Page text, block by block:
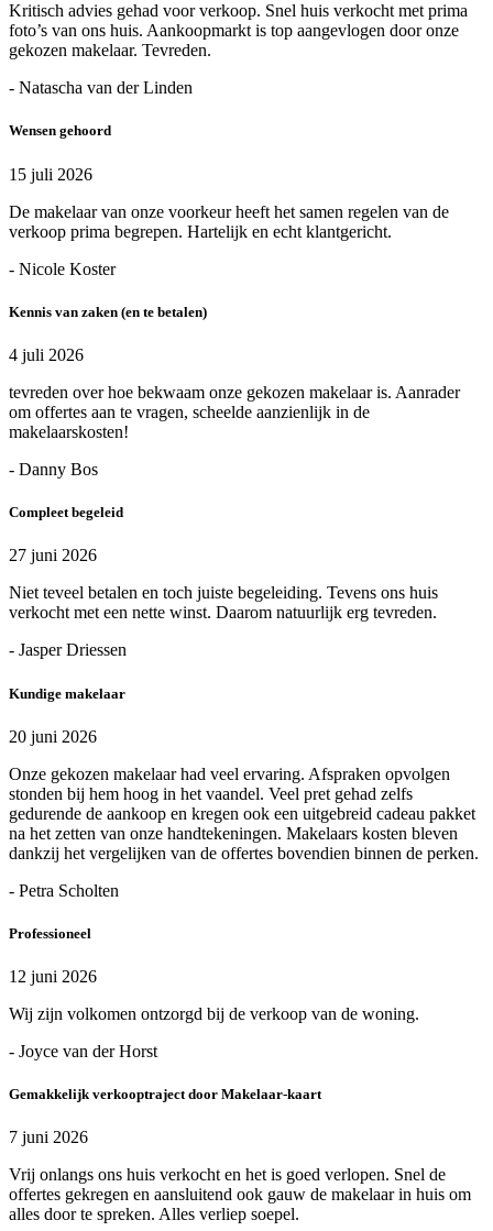
Kritisch advies gehad voor verkoop. Snel huis verkocht met prima
foto’s van ons huis. Aankoopmarkt is top aangevlogen door onze
gekozen makelaar. Tevreden.
- Natascha van der Linden
Wensen gehoord
15 juli 2026
De makelaar van onze voorkeur heeft het samen regelen van de
verkoop prima begrepen. Hartelijk en echt klantgericht.
- Nicole Koster
Kennis van zaken (en te betalen)
4 juli 2026
tevreden over hoe bekwaam onze gekozen makelaar is. Aanrader
om offertes aan te vragen, scheelde aanzienlijk in de
makelaarskosten!
- Danny Bos
Compleet begeleid
27 juni 2026
Niet teveel betalen en toch juiste begeleiding. Tevens ons huis
verkocht met een nette winst. Daarom natuurlijk erg tevreden.
- Jasper Driessen
Kundige makelaar
20 juni 2026
Onze gekozen makelaar had veel ervaring. Afspraken opvolgen
stonden bij hem hoog in het vaandel. Veel pret gehad zelfs
gedurende de aankoop en kregen ook een uitgebreid cadeau pakket
na het zetten van onze handtekeningen. Makelaars kosten bleven
dankzij het vergelijken van de offertes bovendien binnen de perken.
- Petra Scholten
Professioneel
12 juni 2026
Wij zijn volkomen ontzorgd bij de verkoop van de woning.
- Joyce van der Horst
Gemakkelijk verkooptraject door Makelaar-kaart
7 juni 2026
Vrij onlangs ons huis verkocht en het is goed verlopen. Snel de
offertes gekregen en aansluitend ook gauw de makelaar in huis om
alles door te spreken. Alles verliep soepel.